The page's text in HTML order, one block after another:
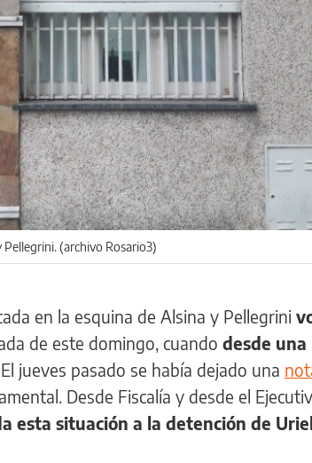
Pellegrini. (archivo Rosario3)
en la esquina de Alsina y Pellegrini
de este domingo, cuando desde una
. El jueves pasado se había dejado una
Desde Fiscalía y desde el
esta situación a la detención de